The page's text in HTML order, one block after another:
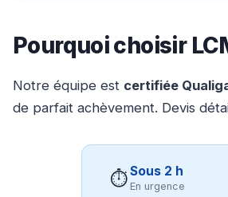
Pourquoi choisir
Notre équipe est certifiée
de parfait achèvement. Devis
⏱Sous 2 h
En urgence